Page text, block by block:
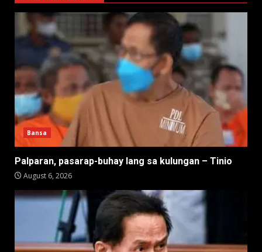
Bansa
Palparan, pasarap-buhay lang sa kulungan – Tinio
August 6, 2026